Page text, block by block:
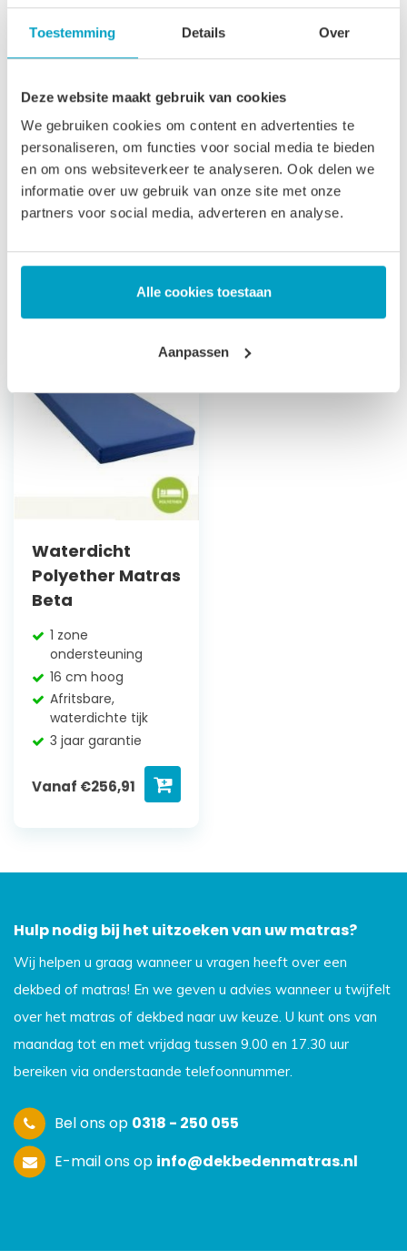
Toestemming Details Over
Deze website maakt gebruik van cookies
We gebruiken cookies om content en advertenties te
personaliseren, om functies voor social media te bieden
en om ons websiteverkeer te analyseren. Ook delen we
informatie over uw gebruik van onze site met onze
partners voor social media, adverteren en analyse.
Alle cookies toestaan
Aanpassen
toegepast in zorginstellingen. Vergelijkbare benamingen
voor een koudschuim waterdichte matras zijn: Incontinentie
matras.
Let op, door het flexibele materiaal, kunnen matrassen tot
2% afwijken in afmeting. Maatwerk matrassen zijn niet
direct leverbaar, de productie kost 3-4 weken tijd. Voor onze
voorwaarden betreft maatwerk matrassen verwijzen wij u
naar onzealgemene voorwaarden.
Prijs is inclusief wettelijke verwijderingsbijdrage
Gerelateerde producten
Waterdicht
Polyether Matras
Beta
1 zone
ondersteuning
16 cm hoog
Afritsbare,
waterdichte tijk
3 jaar garantie
Vanaf €256,91
Hulp nodig bij het uitzoeken van uw matras?
Wij helpen u graag wanneer u vragen heeft over een
dekbed of matras! En we geven u advies wanneer u twijfelt
over het matras of dekbed naar uw keuze. U kunt ons van
maandag tot en met vrijdag tussen 9.00 en 17.30 uur
bereiken via onderstaande telefoonnummer.
Bel ons op 0318 - 250 055
E-mail ons op info@dekbedenmatras.nl